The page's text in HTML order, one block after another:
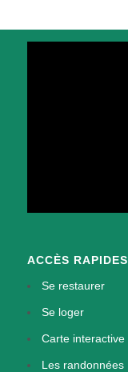
ACCÈS RAPIDES
Se restaurer
Se loger
Carte interactive
Les randonnées